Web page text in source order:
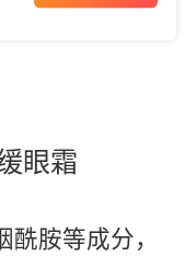
眼霜
胺等成分，